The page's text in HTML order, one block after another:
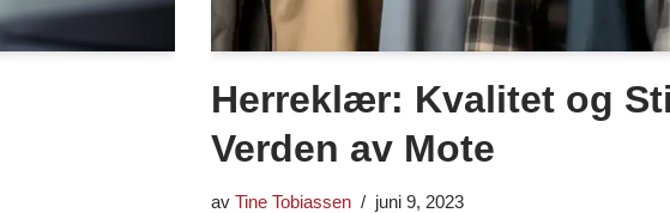
Herreklær: Kvalitet og
Verden av Mote
av Tine Tobiassen juni 9, 2023